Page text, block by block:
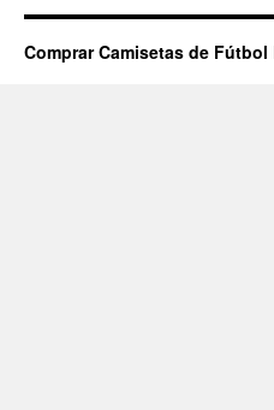
Comprar Camisetas de Fútbol